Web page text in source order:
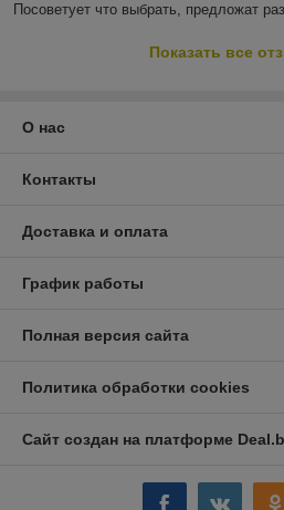
Посоветует что выбрать, предложат
Показать все
О нас
Контакты
Доставка и оплата
График работы
Полная версия сайта
Политика обработки cookies
Сайт создан на платформе